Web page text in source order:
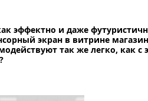
эффектно и даже
экран в витрине
так же легко, как с